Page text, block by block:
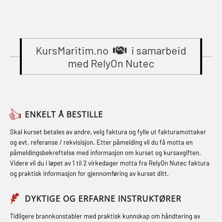
Compressed Air Emergency
Breathing System (CA-EBS) og
Skuldermåling (OBS125)
Fallsikring (FAR108)
Førstehjelp – repetisjon (OFA102)
Førstehjelp grunnkurs (OFABLE101)
GOC sertifikat grunnleggende
GOC sertifikat repetisjon (GMDSS)
(MRC102)
sikkerhetskurs for offiserer
(MBSBLE024)
STCW Oppdatering videregående
(MBSBLE021)
STCW kombi oppdatering offiserer
og med.behandling (MBS134)
STCW Kombi Oppdatering Offiserer
og Medisinsk Behandling med
Webinar (MBS1341)
STCW Oppdatering for offiserer 24 t
Grunnkurs Industrivern (LSC115)
Grunnkurs Røykdykking Industrivern
inkl. brannslukning (FSC121)
Hjertestarter brukerkurs (OFA107)
Røykdykking industrivern –
repetisjon (LFI105)
Sikkerhetskurs for ansatte på
oppdrettsanlegg (LBS100)
KursMaritim.no
i samarbeid
med RelyOn Nutec
ENKELT Å BESTILLE
Skal kurset betales av andre, velg faktura og fylle ut fakturamottaker
og evt. referanse / rekvisisjon. Etter påmelding vil du få motta en
påmeldingsbekreftelse med informasjon om kurset og kursavgiften.
Videre vil du i løpet av 1 til 2 virkedager motta fra RelyOn Nutec faktura
og praktisk informasjon for gjennomføring av kurset ditt.
DYKTIGE OG ERFARNE INSTRUKTØRER
Tidligere brannkonstabler med praktisk kunnskap om håndtering av